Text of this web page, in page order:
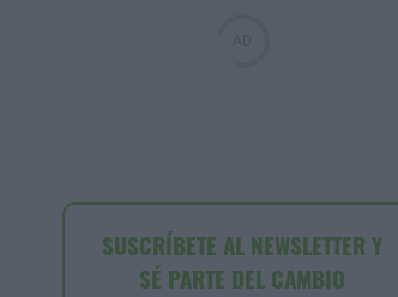
SUSCRÍBETE AL NEWSLETTER Y
SÉ PARTE DEL CAMBIO